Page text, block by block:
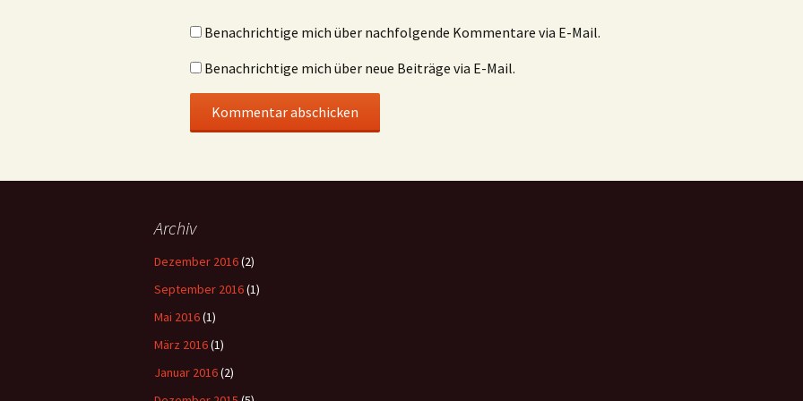
Benachrichtige mich über nachfolgende Kommentare via E-Mail.
Benachrichtige mich über neue Beiträge via E-Mail.
Archiv
Dezember 2016(2)
September 2016(1)
Mai 2016(1)
März 2016(1)
Januar 2016(2)